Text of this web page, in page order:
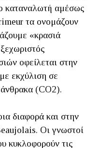
καταναλωτή αμέσως
τα ονομάζουν
«κρασιά
οφείλεται στην
εκχύλιση σε
άνθρακα (CO2).
διαφορά και στην
Οι γνωστοί
κυκλοφορούν τις